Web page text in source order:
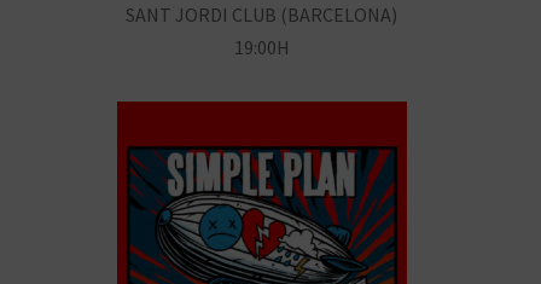
SANT JORDI CLUB (BARCELONA)
19:00H